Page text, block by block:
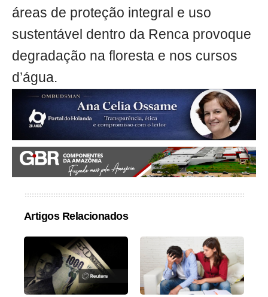
áreas de proteção integral e uso
sustentável dentro da Renca provoque
degradação na floresta e nos cursos
d’água.
Artigos Relacionados